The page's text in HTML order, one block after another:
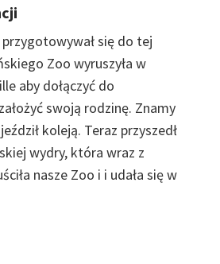
się do tej
Zoo wyruszyła w
aby dołączyć do
swoją rodzinę. Znamy
koleją. Teraz przyszedł
wydry, która wraz z
nasze Zoo i i udała się w